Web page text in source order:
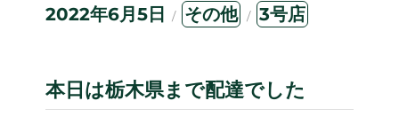
投
2022年6月5日
カ
テ
ー
その他
タ
グ
3号店
本日は栃木県まで配達でした